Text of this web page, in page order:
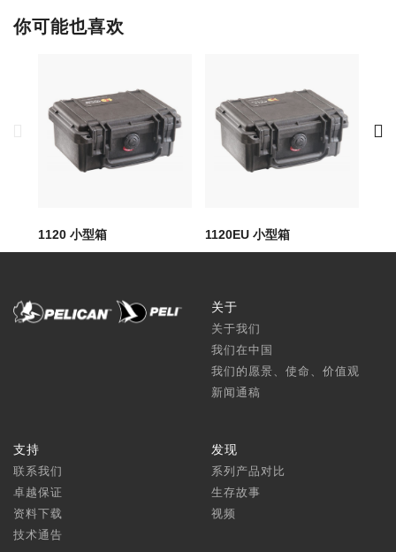
你可能也喜欢
1120 小型箱 1120EU 小型箱
关于
关于我们
我们在中国
我们的愿景、使命、价值观
新闻通稿
支持
联系我们
卓越保证
资料下载
技术通告
发现
系列产品对比
生存故事
视频